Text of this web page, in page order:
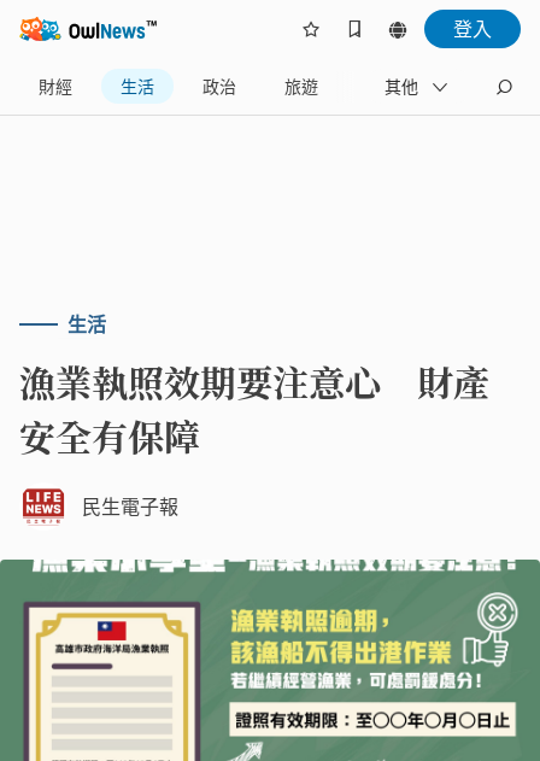
登入
財經 生活 政治 旅遊 體育
其他
生活
漁業執照效期要注意心 財產
安全有保障
民生電子報